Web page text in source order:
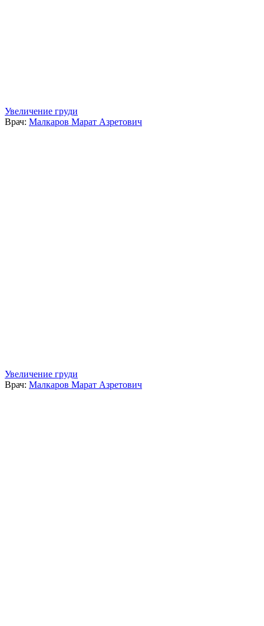
Увеличение груди
Врач: Малкаров Марат Азретович
Увеличение груди
Врач: Малкаров Марат Азретович